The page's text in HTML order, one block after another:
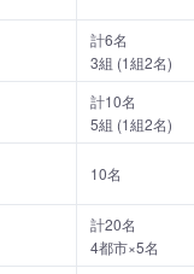
計6名
3組 (1組2名)
計10名
5組 (1組2名)
10名
計20名
4都市×5名